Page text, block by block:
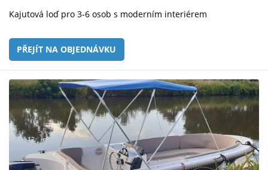
Kajutová loď pro 3-6 osob s moderním interiérem
PŘEJÍT NA OBJEDNÁVKU